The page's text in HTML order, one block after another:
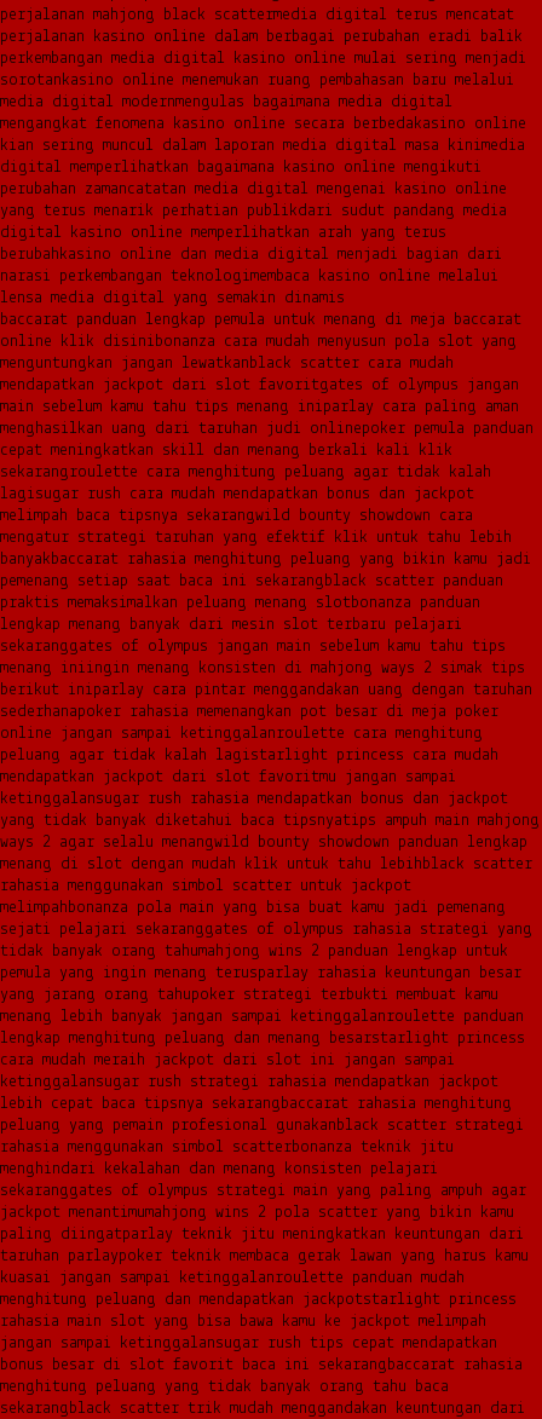
perjalanan mahjong black scattermedia digital terus mencatat
perjalanan kasino online dalam berbagai perubahan eradi balik
perkembangan media digital kasino online mulai sering menjadi
sorotan kasino online menemukan ruang pembahasan baru melalui
media digital modernmengulas bagaimana media digital
mengangkat fenomena kasino online secara berbeda kasino online
kian sering muncul dalam laporan media digital masa kinimedia
digital memperlihatkan bagaimana kasino online mengikuti
perubahan zamancatatan media digital mengenai kasino online
yang terus menarik perhatian publikdari sudut pandang media
digital kasino online memperlihatkan arah yang terus
berubah kasino online dan media digital menjadi bagian dari
narasi perkembangan teknologimembaca kasino online melalui
lensa media digital yang semakin dinamis
baccarat panduan lengkap pemula untuk menang di meja baccarat
online klik disini bonanza cara mudah menyusun pola slot yang
menguntungkan jangan lewatkan black scatter cara mudah
mendapatkan jackpot dari slot favoritgates of olympus jangan
main sebelum kamu tahu tips menang iniparlay cara paling aman
menghasilkan uang dari taruhan judi onlinepoker pemula panduan
cepat meningkatkan skill dan menang berkali kali klik
sekarangroulette cara menghitung peluang agar tidak kalah
lagisugar rush cara mudah mendapatkan bonus dan jackpot
melimpah baca tipsnya sekarangwild bounty showdown cara
mengatur strategi taruhan yang efektif klik untuk tahu lebih
banyak baccarat rahasia menghitung peluang yang bikin kamu jadi
pemenang setiap saat baca ini sekarang black scatter panduan
praktis memaksimalkan peluang menang slotbonanza panduan
lengkap menang banyak dari mesin slot terbaru pelajari
sekaranggates of olympus jangan main sebelum kamu tahu tips
menang iniingin menang konsisten di mahjong ways 2 simak tips
berikut iniparlay cara pintar menggandakan uang dengan taruhan
sederhanapoker rahasia memenangkan pot besar di meja poker
online jangan sampai ketinggalanroulette cara menghitung
peluang agar tidak kalah lagistarlight princess cara mudah
mendapatkan jackpot dari slot favoritmu jangan sampai
ketinggalansugar rush rahasia mendapatkan bonus dan jackpot
yang tidak banyak diketahui baca tipsnyatips ampuh main mahjong
ways 2 agar selalu menangwild bounty showdown panduan lengkap
menang di slot dengan mudah klik untuk tahu lebih black scatter
rahasia menggunakan simbol scatter untuk jackpot
melimpah bonanza pola main yang bisa buat kamu jadi pemenang
sejati pelajari sekaranggates of olympus rahasia strategi yang
tidak banyak orang tahumahjong wins 2 panduan lengkap untuk
pemula yang ingin menang terusparlay rahasia keuntungan besar
yang jarang orang tahupoker strategi terbukti membuat kamu
menang lebih banyak jangan sampai ketinggalanroulette panduan
lengkap menghitung peluang dan menang besarstarlight princess
cara mudah meraih jackpot dari slot ini jangan sampai
ketinggalansugar rush strategi rahasia mendapatkan jackpot
lebih cepat baca tipsnya sekarang baccarat rahasia menghitung
peluang yang pemain profesional gunakan black scatter strategi
rahasia menggunakan simbol scatterbonanza teknik jitu
menghindari kekalahan dan menang konsisten pelajari
sekaranggates of olympus strategi main yang paling ampuh agar
jackpot menantimumahjong wins 2 pola scatter yang bikin kamu
paling diingatparlay teknik jitu meningkatkan keuntungan dari
taruhan parlaypoker teknik membaca gerak lawan yang harus kamu
kuasai jangan sampai ketinggalanroulette panduan mudah
menghitung peluang dan mendapatkan jackpotstarlight princess
rahasia main slot yang bisa bawa kamu ke jackpot melimpah
jangan sampai ketinggalansugar rush tips cepat mendapatkan
bonus besar di slot favorit baca ini sekarang baccarat rahasia
menghitung peluang yang tidak banyak orang tahu baca
sekarang black scatter trik mudah menggandakan keuntungan dari